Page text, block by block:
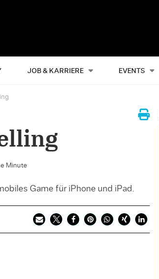
JOB & KARRIERE EVENTS
Alles Events
Minute
Game für iPhone und iPad.